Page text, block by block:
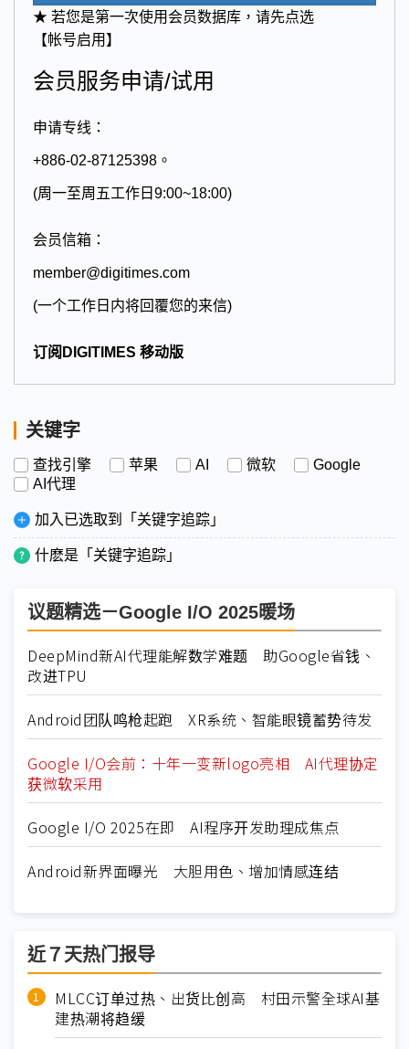
★ 若您是第一次使用会员数据库，请先点选
【帐号启用】
会员服务申请/试用
申请专线：
+886-02-87125398。
(周一至周五工作日9:00~18:00)
会员信箱：
member@digitimes.com
(一个工作日内将回覆您的来信)
订阅DIGITIMES 移动版
关键字
查找引擎 苹果 AI 微软
Google
AI代理
加入已选取到「关键字追踪」
什麽是「关键字追踪」
议题精选－Google I/O 2025暖场
DeepMind新AI代理能解数学难题 助Google省钱、
改进TPU
Android团队鸣枪起跑 XR系统、智能眼镜蓄势待发
Google I/O会前：十年一变新logo亮相 AI代理协定
获微软采用
Google I/O 2025在即 AI程序开发助理成焦点
Android新界面曝光 大胆用色、增加情感连结
近７天热门报导
MLCC订单过热、出货比创高 村田示警全球AI基
建热潮将趋缓